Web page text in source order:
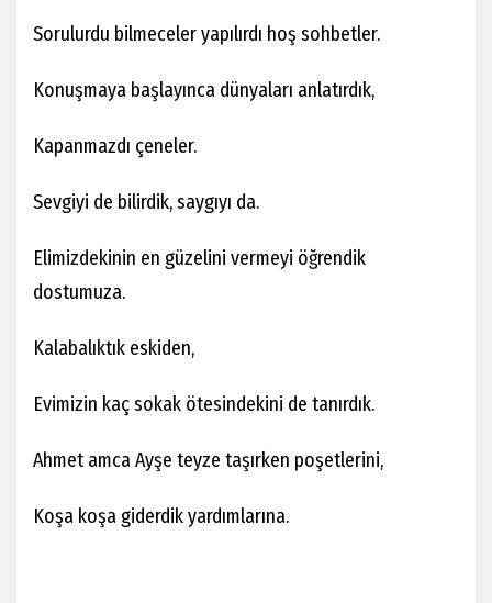
Sorulurdu bilmeceler yapılırdı hoş sohbetler.
Konuşmaya başlayınca dünyaları anlatırdık,
Kapanmazdı çeneler.
Sevgiyi de bilirdik, saygıyı da.
Elimizdekinin en güzelini vermeyi öğrendik
dostumuza.
Kalabalıktık eskiden,
Evimizin kaç sokak ötesindekini de tanırdık.
Ahmet amca Ayşe teyze taşırken poşetlerini,
Koşa koşa giderdik yardımlarına.